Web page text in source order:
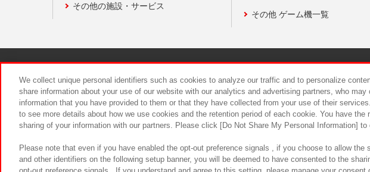
その他の施設・サービス
その他 ゲーム機一覧
食品のご提供について カスタマー
We collect unique personal identifiers such as cookies to analyze our traffic and to personalize
share information about your use of our website with our analytics and advertising partners, who may
information that you have provided to them or that they have collected from your use of their
to see more details about how we use cookies and the retention period of each cookie. You have the
sharing of your information with our partners. Please click [Do Not Share My Personal Information] to
Please note that even if you have enabled the opt-out preference signals , if you choose to allow the
and other identifiers on the following setup banner, you will be deemed to have consented to the